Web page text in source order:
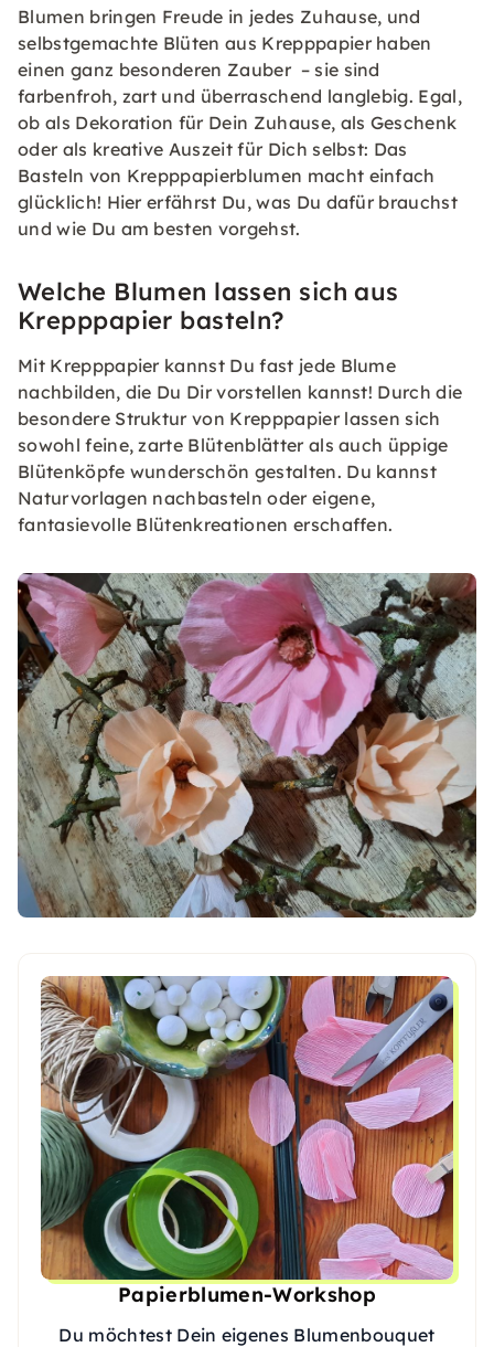
Blumen bringen Freude in jedes Zuhause, und
selbstgemachte Blüten aus Krepppapier haben
einen ganz besonderen Zauber – sie sind
farbenfroh, zart und überraschend langlebig. Egal,
ob als Dekoration für Dein Zuhause, als Geschenk
oder als kreative Auszeit für Dich selbst: Das
Basteln von Krepppapierblumen macht einfach
glücklich! Hier erfährst Du, was Du dafür brauchst
und wie Du am besten vorgehst.
Welche Blumen lassen sich aus
Krepppapier basteln?
Mit Krepppapier kannst Du fast jede Blume
nachbilden, die Du Dir vorstellen kannst! Durch die
besondere Struktur von Krepppapier lassen sich
sowohl feine, zarte Blütenblätter als auch üppige
Blütenköpfe wunderschön gestalten. Du kannst
Naturvorlagen nachbasteln oder eigene,
fantasievolle Blütenkreationen erschaffen.
Papierblumen-Workshop
Du möchtest Dein eigenes Blumenbouquet